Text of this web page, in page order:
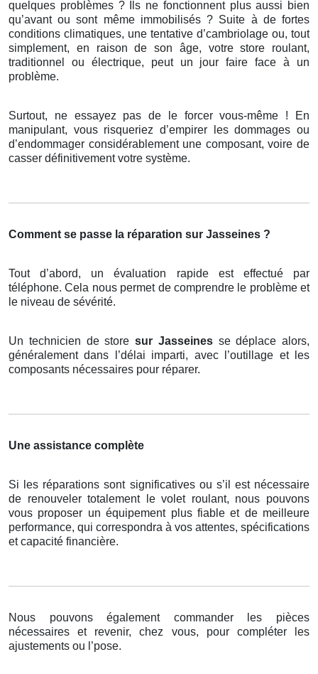
quelques problèmes ? Ils ne fonctionnent plus aussi bien
qu’avant ou sont même immobilisés ? Suite à de fortes
conditions climatiques, une tentative d’cambriolage ou, tout
simplement, en raison de son âge, votre store roulant,
traditionnel ou électrique, peut un jour faire face à un
problème.
Surtout, ne essayez pas de le forcer vous-même ! En
manipulant, vous risqueriez d’empirer les dommages ou
d’endommager considérablement une composant, voire de
casser définitivement votre système.
Comment se passe la réparation sur Jasseines ?
Tout d’abord, un évaluation rapide est effectué par
téléphone. Cela nous permet de comprendre le problème et
le niveau de sévérité.
Un technicien de store sur Jasseines se déplace alors,
généralement dans l’délai imparti, avec l’outillage et les
composants nécessaires pour réparer.
Une assistance complète
Si les réparations sont significatives ou s’il est nécessaire
de renouveler totalement le volet roulant, nous pouvons
vous proposer un équipement plus fiable et de meilleure
performance, qui correspondra à vos attentes, spécifications
et capacité financière.
Nous pouvons également commander les pièces
nécessaires et revenir, chez vous, pour compléter les
ajustements ou l’pose.